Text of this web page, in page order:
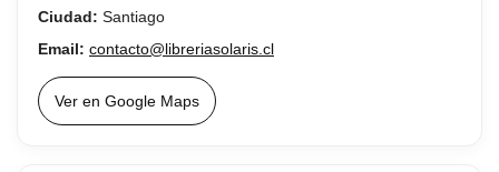
Ciudad: Santiago
Email: contacto@libreriasolaris.cl
Ver en Google Maps